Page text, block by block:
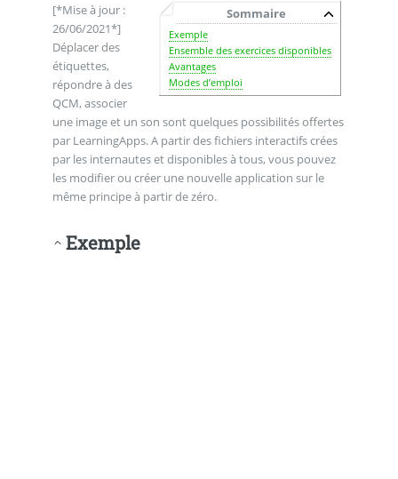
Sommaire
Exemple
Ensemble des exercices disponibles
Avantages
Modes d’emploi
[*Mise à jour :
26/06/2021*]
Déplacer des
étiquettes,
répondre à des
QCM, associer
une image et un son sont quelques possibilités offertes
par LearningApps. A partir des fichiers interactifs crées
par les internautes et disponibles à tous, vous pouvez
les modifier ou créer une nouvelle application sur le
même principe à partir de zéro.
Exemple